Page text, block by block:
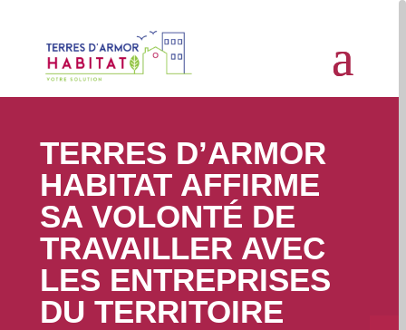
TERRES D’ARMOR
HABITAT AFFIRME
SA VOLONTÉ DE
TRAVAILLER AVEC
LES ENTREPRISES
DU TERRITOIRE